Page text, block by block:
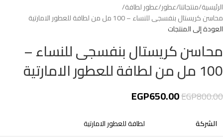
الرئيسية منتجاتنا عطور عطور لطافة
محاسن كريستال بنفسجى للنساء – 100 مل من لطافة للعطور الامارتية
العودة إلى المنتجات
محاسن كريستال بنفسجى للنساء –
100 مل من لطافة للعطور الامارتية
EGP800.00
EGP650.00
الشركة
لطافة للعطور الامارتية